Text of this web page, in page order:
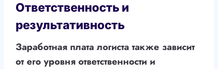
Ответственность и
результативность
Заработная плата логиста также зависит
от его уровня ответственности и